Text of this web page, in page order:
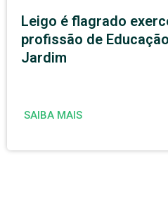
Leigo é flagrado
profissão de
Jardim
SAIBA MAIS